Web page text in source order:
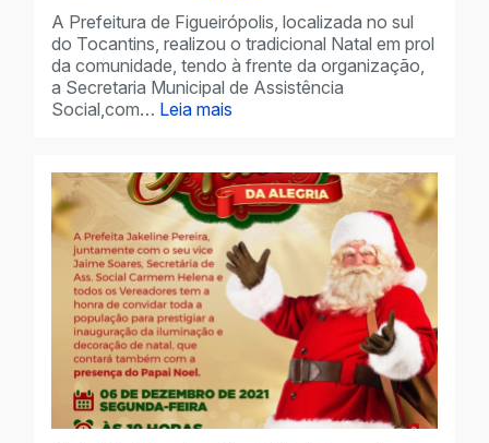
A Prefeitura de Figueirópolis, localizada no sul
do Tocantins, realizou o tradicional Natal em prol
da comunidade, tendo à frente da organização,
a Secretaria Municipal de Assistência
Social,com… Leia mais